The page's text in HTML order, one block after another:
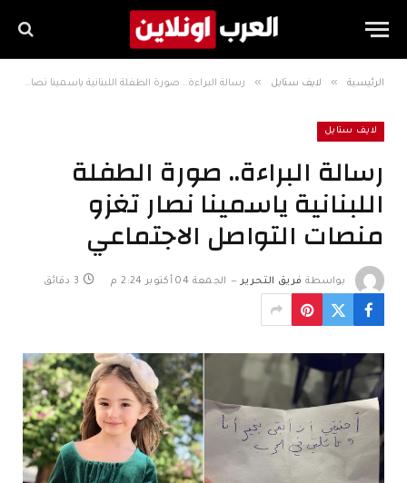
الرئيسية » لايف ستايل » رسالة البراءة.. صورة الطفلة اللبنانية ياسمينا نصار تغزو منصات التواصل الاجتماعي
لايف ستايل
رسالة البراءة.. صورة الطفلة
اللبنانية ياسمينا نصار تغزو
منصات التواصل الاجتماعي
بواسطة فريق التحرير الجمعة 04 أكتوبر 2:24 م 3 دقائق